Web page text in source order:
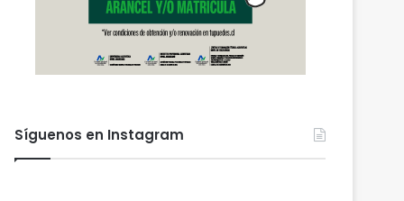
Síguenos en Instagram